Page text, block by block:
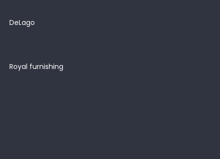
DeLago
Royal furnishing